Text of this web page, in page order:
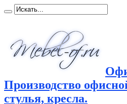
Производство
стулья, кресла.